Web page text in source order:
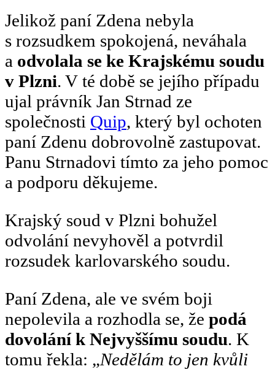
Jelikož paní Zdena nebyla
s rozsudkem spokojená, neváhala
a odvolala se ke Krajskému soudu
v Plzni. V té době se jejího případu
ujal právník Jan Strnad ze
společnosti Quip, který byl ochoten
paní Zdenu dobrovolně zastupovat.
Panu Strnadovi tímto za jeho pomoc
a podporu děkujeme.
Krajský soud v Plzni bohužel
odvolání nevyhověl a potvrdil
rozsudek karlovarského soudu.
Paní Zdena, ale ve svém boji
nepolevila a rozhodla se, že podá
dovolání k Nejvyššímu soudu. K
tomu řekla: „Nedělám to jen kvůli